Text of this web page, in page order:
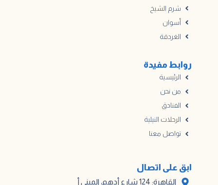
روابط مفيدة
الرئيسية
من نحن
الفنادق
الرحلات النيلية
تواصل معنا
شرم الشيخ
أسوان
الغردقة
ابق على اتصال
القاهرة: 124 شارع أدهم، المبنى أ